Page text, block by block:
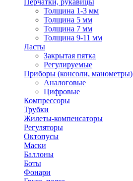
Перчатки, рукавицы
Толщина 1-3 мм
Толщина 5 мм
Толщина 7 мм
Толщина 9-11 мм
Ласты
Закрытая пятка
Регулируемые
Приборы (консоли, манометры)
Аналоговые
Цифровые
Компрессоры
Трубки
Жилеты-компенсаторы
Регуляторы
Октопусы
Маски
Баллоны
Боты
Фонари